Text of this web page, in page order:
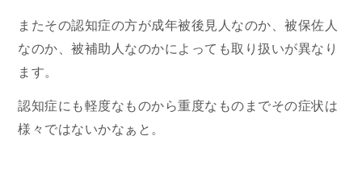
またその認知症の方が成年被後見人なのか、被保佐人
なのか、被補助人なのかによっても取り扱いが異なり
ます。
認知症にも軽度なものから重度なものまでその症状は
様々ではないかなぁと。